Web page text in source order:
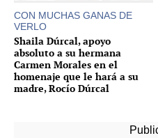
CON MUCHAS GANAS DE
VERLO
Shaila Dúrcal, apoyo
absoluto a su hermana
Carmen Morales en el
homenaje que le hará a su
madre, Rocío Dúrcal